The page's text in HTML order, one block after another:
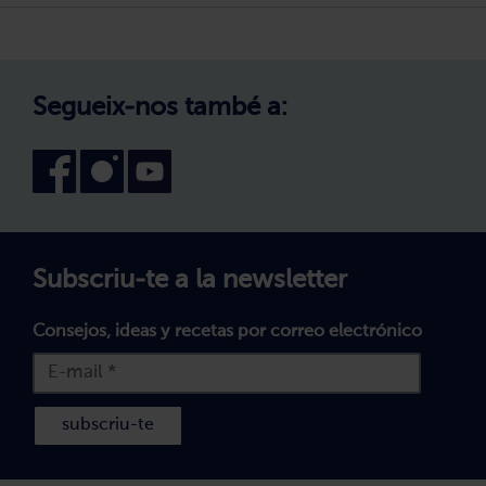
Declaració d'accessibilitat
Política de Galetes
Segueix-nos també a:
Subscriu-te a la newsletter
Consejos, ideas y recetas por correo electrónico
subscriu-te